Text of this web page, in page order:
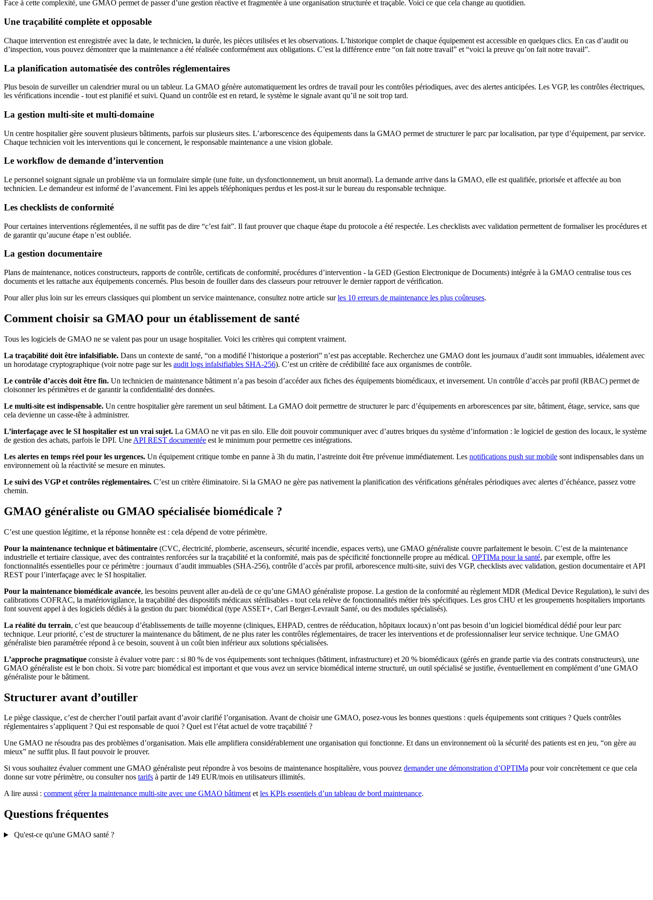
Face à cette complexité, une GMAO permet de passer d’une gestion réactive et fragmentée à une organisation structurée et traçable. Voici ce que cela change au quotidien.
Une traçabilité complète et opposable
Chaque intervention est enregistrée avec la date, le technicien, la durée, les pièces utilisées et les observations. L’historique complet de chaque équipement est accessible en quelques clics. En cas d’audit ou
d’inspection, vous pouvez démontrer que la maintenance a été réalisée conformément aux obligations. C’est la différence entre “on fait notre travail” et “voici la preuve qu’on fait notre travail”.
La planification automatisée des contrôles réglementaires
Plus besoin de surveiller un calendrier mural ou un tableur. La GMAO génère automatiquement les ordres de travail pour les contrôles périodiques, avec des alertes anticipées. Les VGP, les contrôles électriques,
les vérifications incendie - tout est planifié et suivi. Quand un contrôle est en retard, le système le signale avant qu’il ne soit trop tard.
La gestion multi-site et multi-domaine
Un centre hospitalier gère souvent plusieurs bâtiments, parfois sur plusieurs sites. L’arborescence des équipements dans la GMAO permet de structurer le parc par localisation, par type d’équipement, par service.
Chaque technicien voit les interventions qui le concernent, le responsable maintenance a une vision globale.
Le workflow de demande d’intervention
Le personnel soignant signale un problème via un formulaire simple (une fuite, un dysfonctionnement, un bruit anormal). La demande arrive dans la GMAO, elle est qualifiée, priorisée et affectée au bon
technicien. Le demandeur est informé de l’avancement. Fini les appels téléphoniques perdus et les post-it sur le bureau du responsable technique.
Les checklists de conformité
Pour certaines interventions réglementées, il ne suffit pas de dire “c’est fait”. Il faut prouver que chaque étape du protocole a été respectée. Les checklists avec validation permettent de formaliser les procédures et
de garantir qu’aucune étape n’est oubliée.
La gestion documentaire
Plans de maintenance, notices constructeurs, rapports de contrôle, certificats de conformité, procédures d’intervention - la GED (Gestion Electronique de Documents) intégrée à la GMAO centralise tous ces
documents et les rattache aux équipements concernés. Plus besoin de fouiller dans des classeurs pour retrouver le dernier rapport de vérification.
Pour aller plus loin sur les erreurs classiques qui plombent un service maintenance, consultez notre article surles 10 erreurs de maintenance les plus coûteuses.
Comment choisir sa GMAO pour un établissement de santé
Tous les logiciels de GMAO ne se valent pas pour un usage hospitalier. Voici les critères qui comptent vraiment.
La traçabilité doit être infalsifiable. Dans un contexte de santé, “on a modifié l’historique a posteriori” n’est pas acceptable. Recherchez une GMAO dont les journaux d’audit sont immuables, idéalement avec
un horodatage cryptographique (voir notre page sur les audit logs infalsifiables SHA-256). C’est un critère de crédibilité face aux organismes de contrôle.
Le contrôle d’accès doit être fin. Un technicien de maintenance bâtiment n’a pas besoin d’accéder aux fiches des équipements biomédicaux, et inversement. Un contrôle d’accès par profil (RBAC) permet de
cloisonner les périmètres et de garantir la confidentialité des données.
Le multi-site est indispensable. Un centre hospitalier gère rarement un seul bâtiment. La GMAO doit permettre de structurer le parc d’équipements en arborescences par site, bâtiment, étage, service, sans que
cela devienne un casse-tête à administrer.
L’interfaçage avec le SI hospitalier est un vrai sujet. La GMAO ne vit pas en silo. Elle doit pouvoir communiquer avec d’autres briques du système d’information : le logiciel de gestion des locaux, le système
de gestion des achats, parfois le DPI. Une API REST documentée est le minimum pour permettre ces intégrations.
Les alertes en temps réel pour les urgences. Un équipement critique tombe en panne à 3h du matin, l’astreinte doit être prévenue immédiatement. Les notifications push sur mobile sont indispensables dans un
environnement où la réactivité se mesure en minutes.
Le suivi des VGP et contrôles réglementaires. C’est un critère éliminatoire. Si la GMAO ne gère pas nativement la planification des vérifications générales périodiques avec alertes d’échéance, passez votre
chemin.
GMAO généraliste ou GMAO spécialisée biomédicale ?
C’est une question légitime, et la réponse honnête est : cela dépend de votre périmètre.
Pour la maintenance technique et bâtimentaire (CVC, électricité, plomberie, ascenseurs, sécurité incendie, espaces verts), une GMAO généraliste couvre parfaitement le besoin. C’est de la maintenance
industrielle et tertiaire classique, avec des contraintes renforcées sur la traçabilité et la conformité, mais pas de spécificité fonctionnelle propre au médical. OPTIMa pour la santé, par exemple, offre les
fonctionnalités essentielles pour ce périmètre : journaux d’audit immuables (SHA-256), contrôle d’accès par profil, arborescence multi-site, suivi des VGP, checklists avec validation, gestion documentaire et API
REST pour l’interfaçage avec le SI hospitalier.
Pour la maintenance biomédicale avancée, les besoins peuvent aller au-delà de ce qu’une GMAO généraliste propose. La gestion de la conformité au règlement MDR (Medical Device Regulation), le suivi des
calibrations COFRAC, la matériovigilance, la traçabilité des dispositifs médicaux stérilisables - tout cela relève de fonctionnalités métier très spécifiques. Les gros CHU et les groupements hospitaliers importants
font souvent appel à des logiciels dédiés à la gestion du parc biomédical (type ASSET+, Carl Berger-Levrault Santé, ou des modules spécialisés).
La réalité du terrain, c’est que beaucoup d’établissements de taille moyenne (cliniques, EHPAD, centres de rééducation, hôpitaux locaux) n’ont pas besoin d’un logiciel biomédical dédié pour leur parc
technique. Leur priorité, c’est de structurer la maintenance du bâtiment, de ne plus rater les contrôles réglementaires, de tracer les interventions et de professionnaliser leur service technique. Une GMAO
généraliste bien paramétrée répond à ce besoin, souvent à un coût bien inférieur aux solutions spécialisées.
L’approche pragmatique consiste à évaluer votre parc : si 80 % de vos équipements sont techniques (bâtiment, infrastructure) et 20 % biomédicaux (gérés en grande partie via des contrats constructeurs), une
GMAO généraliste est le bon choix. Si votre parc biomédical est important et que vous avez un service biomédical interne structuré, un outil spécialisé se justifie, éventuellement en complément d’une GMAO
généraliste pour le bâtiment.
Structurer avant d’outiller
Le piège classique, c’est de chercher l’outil parfait avant d’avoir clarifié l’organisation. Avant de choisir une GMAO, posez-vous les bonnes questions : quels équipements sont critiques ? Quels contrôles
réglementaires s’appliquent ? Qui est responsable de quoi ? Quel est l’état actuel de votre traçabilité ?
Une GMAO ne résoudra pas des problèmes d’organisation. Mais elle amplifiera considérablement une organisation qui fonctionne. Et dans un environnement où la sécurité des patients est en jeu, “on gère au
mieux” ne suffit plus. Il faut pouvoir le prouver.
Si vous souhaitez évaluer comment une GMAO généraliste peut répondre à vos besoins de maintenance hospitalière, vous pouvez demander une démonstration d’OPTIMa pour voir concrètement ce que cela
donne sur votre périmètre, ou consulter nos tarifs à partir de 149 EUR/mois en utilisateurs illimités.
A lire aussi : comment gérer la maintenance multi-site avec une GMAO bâtimentetles KPIs essentiels d’un tableau de bord maintenance.
Questions fréquentes
Qu'est-ce qu'une GMAO santé ?